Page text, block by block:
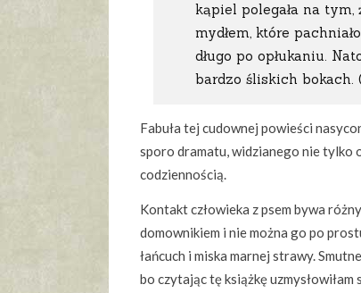
kąpiel polegała na
mydłem, które
długo po opłukaniu.
bardzo śliskich bokach.
Fabuła tej cudownej powieści
sporo dramatu, widzianego nie tylko
codziennością.
Kontakt człowieka z psem bywa
domownikiem i nie można go po
łańcuch i miska marnej strawy.
bo czytając tę książkę